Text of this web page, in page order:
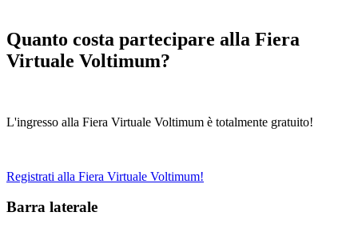
Quanto costa partecipare alla Fiera
Virtuale Voltimum?
L'ingresso alla Fiera Virtuale Voltimum è totalmente gratuito!
Registrati alla Fiera Virtuale Voltimum!
Barra laterale